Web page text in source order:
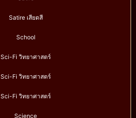
Satire เสียดสี
School
Sci-Fi วิทยาศาสตร์
Sci-Fi วิทยาศาสตร์
Sci-Fi วิทยาศาสตร์
Science